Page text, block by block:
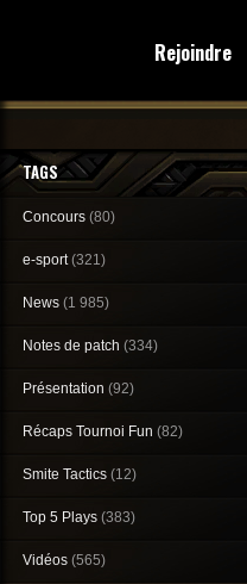
Rejoindre
TAGS
Concours (80)
e-sport(321)
News (1 985)
Notes de patch (334)
Présentation (92)
Récaps Tournoi Fun (82)
Smite Tactics (12)
Top 5 Plays (383)
Vidéos (565)